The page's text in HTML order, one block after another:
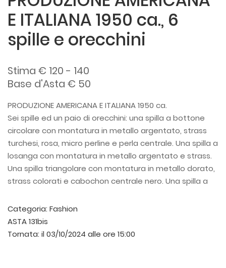
E ITALIANA 1950 ca., 6
spille e orecchini
Stima € 120 - 140
Base d'Asta € 50
PRODUZIONE AMERICANA E ITALIANA 1950 ca.
Sei spille ed un paio di orecchini: una spilla a bottone
circolare con montatura in metallo argentato, strass
turchesi, rosa, micro perline e perla centrale. Una spilla a
losanga con montatura in metallo argentato e strass.
Una spilla triangolare con montatura in metallo dorato,
strass colorati e cabochon centrale nero. Una spilla a
strass grigi e opalescenti. Una spilla a tralcio fiorito con
montatura in metallo argentato e strass. Una spilla
arcata con montatura in metallo argentato, strass e
Categoria: Fashion
ASTA 131bis
Tornata: il 03/10/2024 alle ore 15:00